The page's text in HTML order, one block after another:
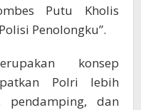
Putu Kholis
Penolongku”.
konsep
Polri lebih
pendamping, dan